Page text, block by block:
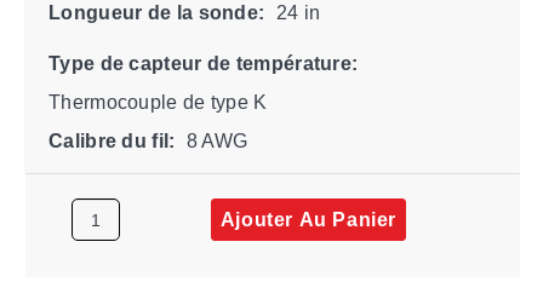
Longueur de la sonde: 24 in
Type de capteur de température:
Thermocouple de type K
Calibre du fil:
8 AWG
Ajouter Au Panier